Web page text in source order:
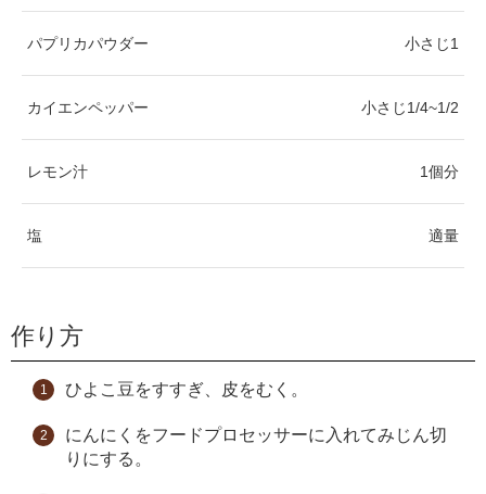
パプリカパウダー 小さじ1
カイエンペッパー 小さじ1/4~1/2
レモン汁 1個分
塩 適量
作り方
ひよこ豆をすすぎ、皮をむく。
にんにくをフードプロセッサーに入れてみじん切
りにする。